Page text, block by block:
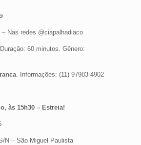
Nas redes @ciapalhadiaco
60 minutos. Gênero:
. Informações: (11) 97983-4902
às 15h30 – Estreia!
N – São Miguel Paulista